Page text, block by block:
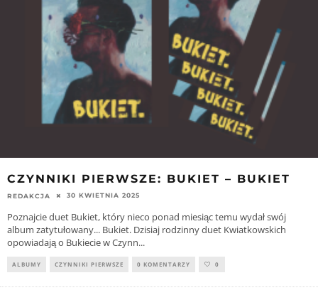
CZYNNIKI PIERWSZE: BUKIET – BUKIET
REDAKCJA 30 KWIETNIA 2025
Poznajcie duet Bukiet, który nieco ponad miesiąc temu wydał swój
album zatytułowany... Bukiet. Dzisiaj rodzinny duet Kwiatkowskich
opowiadają o Bukiecie w Czynn...
ALBUMY CZYNNIKI PIERWSZE 0 KOMENTARZY 0